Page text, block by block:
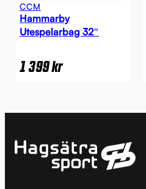
CCM
Hammarby
Utespelarbag 32″
1 399kr